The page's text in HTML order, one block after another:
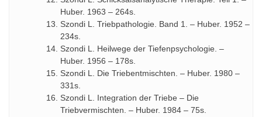
Huber. 1963 – 264s.
Szondi L. Triebpathologie. Band 1. – Huber. 1952 –
234s.
Szondi L. Heilwege der Tiefenpsychologie. –
Huber. 1956 – 178s.
Szondi L. Die Triebentmischten. – Huber. 1980 –
331s.
Szondi L. Integration der Triebe – Die
Triebvermischten. – Huber. 1984 – 75s.